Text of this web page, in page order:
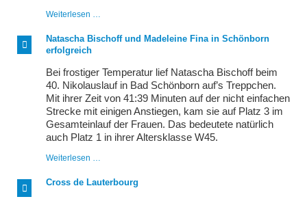
Weiterlesen …
zum
Auftakt
Winterlaufserie
Natascha Bischoff und Madeleine Fina in Schönborn
erfolgreich
Bei frostiger Temperatur lief Natascha Bischoff beim
40. Nikolauslauf in Bad Schönborn auf’s Treppchen.
Mit ihrer Zeit von 41:39 Minuten auf der nicht einfachen
Strecke mit einigen Anstiegen, kam sie auf Platz 3 im
Gesamteinlauf der Frauen. Das bedeutete natürlich
auch Platz 1 in ihrer Altersklasse W45.
Weiterlesen …
und
Madeleine
Cross de Lauterbourg